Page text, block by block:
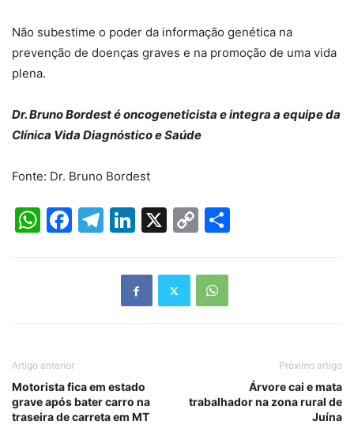
Não subestime o poder da informação genética na
prevenção de doenças graves e na promoção de uma vida
plena.
Dr. Bruno Bordest é oncogeneticista e integra a equipe da
Clínica Vida Diagnóstico e Saúde
Fonte: Dr. Bruno Bordest
WhatsApp
Facebook
Telegram
LinkedIn
X
Copy
Artigo anterior
Motorista fica em estado
grave após bater carro na
traseira de carreta em MT
Próximo artigo
Árvore cai e mata
trabalhador na zona rural de
Juína